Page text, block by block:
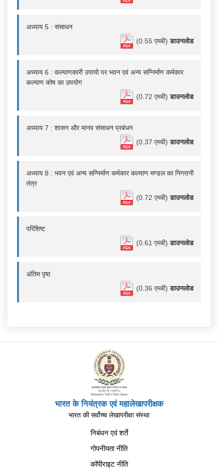
अध्याय 5 : संसाधन
(0.55 एमबी)डाउनलोड
अध्याय 6 : कल्याणकारी उपायो पर भवन एवं अन्य सन्निर्माण कर्मकार
कल्याण कोष का उपयोग
(0.72 एमबी)डाउनलोड
अध्याय 7 : शासन और मानव संसाधन प्रबंधन
(0.37 एमबी)डाउनलोड
अध्याय 8 : भवन एवं अन्य सन्निर्माण कर्मकार कल्याण मण्डल का निगरानी
तंत्र
(0.72 एमबी)डाउनलोड
परिशिष्ट
(0.61 एमबी)डाउनलोड
अंतिम पृष्ठ
(0.36 एमबी)डाउनलोड
भारत के नियंत्रक एवं महालेखापरीक्षक
भारत की सर्वोच्च लेखापरीक्षा संस्था
निबंधन एवं शर्ते
गोपनीयता नीति
कॉपीराइट नीति